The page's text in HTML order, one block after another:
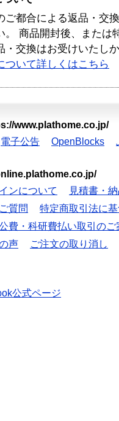
ご都合による返品・交
。 商品開封後、または
・交換はお受けいたし
ついて詳しくはこちら
www.plathome.co.jp/
電子公告 OpenBlocks
ンについて
見積書・
質問
特定商取引法に
費・科研費払い取引のご
声 ご注文の取り消し
公式ページ